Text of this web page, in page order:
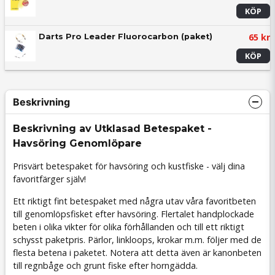
KÖP
Darts Pro Leader Fluorocarbon (paket) 65 kr
KÖP
Beskrivning
Beskrivning av Utklasad Betespaket -
Havsöring Genomlöpare
Prisvärt betespaket för havsöring och kustfiske - välj dina
favoritfärger själv!
Ett riktigt fint betespaket med några utav våra favoritbeten
till genomlöpsfisket efter havsöring. Flertalet handplockade
beten i olika vikter för olika förhållanden och till ett riktigt
schysst paketpris. Pärlor, linkloops, krokar m.m. följer med de
flesta betena i paketet. Notera att detta även är kanonbeten
till regnbåge och grunt fiske efter horngädda.